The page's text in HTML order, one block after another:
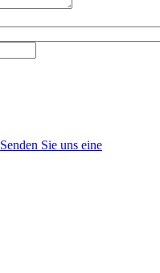
Senden Sie uns eine